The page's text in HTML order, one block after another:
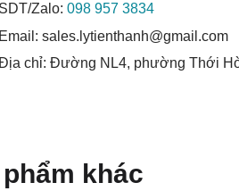
SDT/Zalo: 098 957 3834
Email: sales.lytienthanh@gmail.com
chỉ: Đường NL4, phường Thới
khác